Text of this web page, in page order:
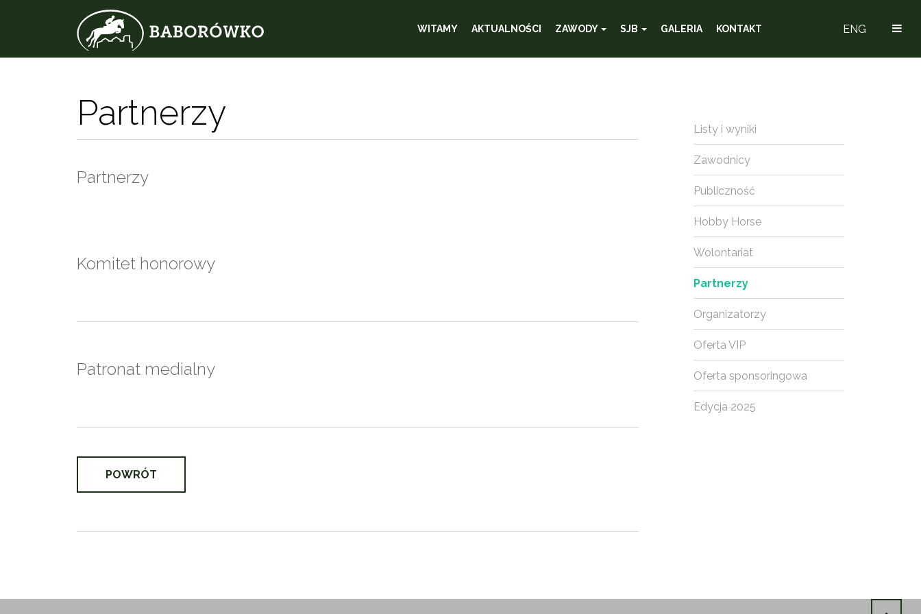
ENG
WITAMY AKTUALNOŚCI ZAWODY SJB GALERIA KONTAKT
Partnerzy
Partnerzy
Komitet honorowy
Patronat medialny
POWRÓT
Listy i wyniki
Zawodnicy
Publiczność
Hobby Horse
Wolontariat
Partnerzy
Organizatorzy
Oferta VIP
Oferta sponsoringowa
Edycja 2025